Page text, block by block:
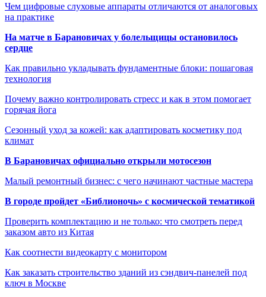
Чем цифровые слуховые аппараты отличаются от аналоговых
на практике
На матче в Барановичах у болельщицы остановилось
сердце
Как правильно укладывать фундаментные блоки: пошаговая
технология
Почему важно контролировать стресс и как в этом помогает
горячая йога
Сезонный уход за кожей: как адаптировать косметику под
климат
В Барановичах официально открыли мотосезон
Малый ремонтный бизнес: с чего начинают частные мастера
В городе пройдет «Библионочь» с космической тематикой
Проверить комплектацию и не только: что смотреть перед
заказом авто из Китая
Как соотнести видеокарту с монитором
Как заказать строительство зданий из сэндвич-панелей под
ключ в Москве